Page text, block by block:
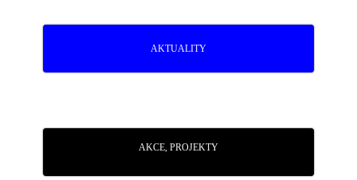
AKTUALITY
AKCE, PROJEKTY